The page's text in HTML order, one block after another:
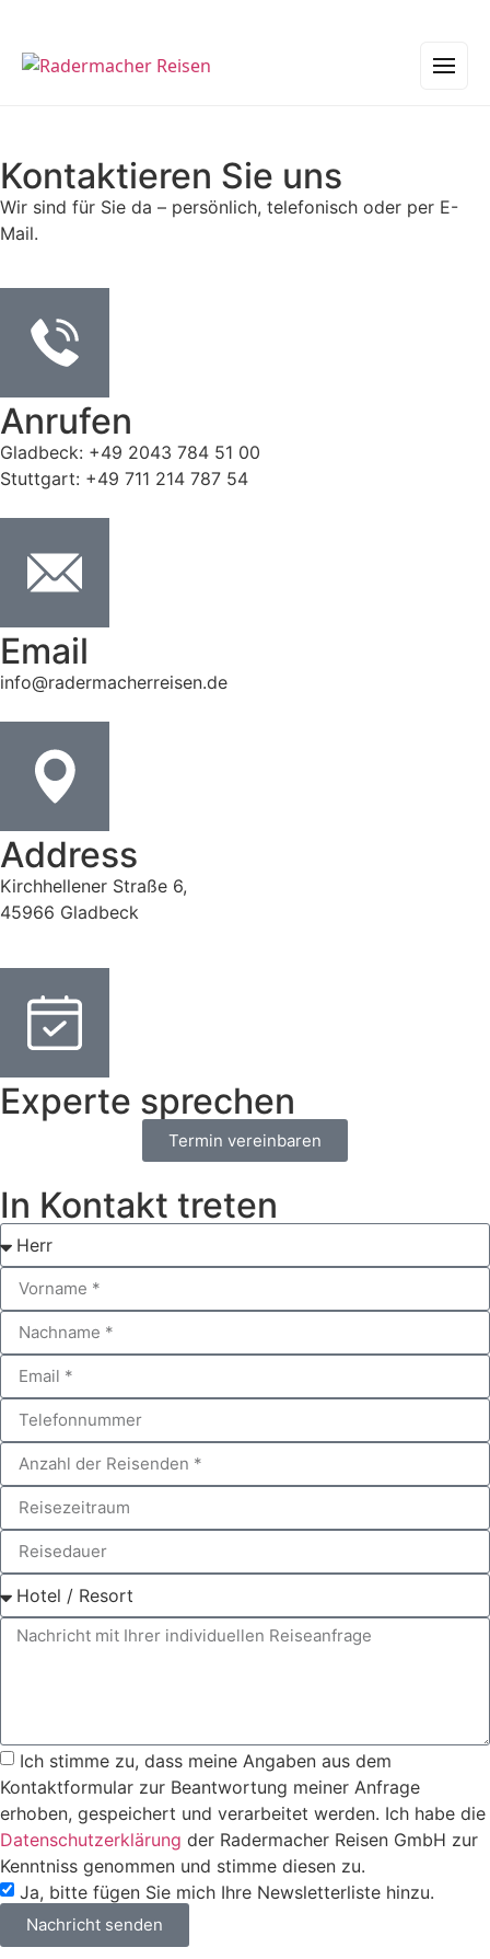
Kontaktieren Sie uns
Wir sind für Sie da – persönlich, telefonisch oder per E-
Mail.
Anrufen
Gladbeck: +49 2043 784 51 00
Stuttgart: +49 711 214 787 54
Email
info@radermacherreisen.de
Address
Kirchhellener Straße 6,
45966 Gladbeck
Experte sprechen
Termin vereinbaren
In Kontakt treten
Ich stimme zu, dass meine Angaben aus dem
Kontaktformular zur Beantwortung meiner Anfrage
erhoben, gespeichert und verarbeitet werden. Ich habe die
Datenschutzerklärung der Radermacher Reisen GmbH zur
Kenntniss genommen und stimme diesen zu.
Ja, bitte fügen Sie mich Ihre Newsletterliste hinzu.
Nachricht senden